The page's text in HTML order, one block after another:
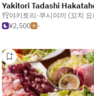
Yakitori Tadashi
야키토리·쿠시야끼 (꼬치 요
¥2,500
-